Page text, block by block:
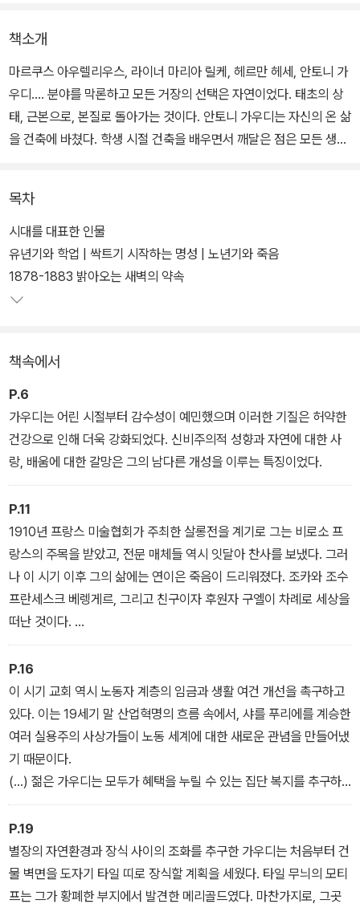
책소개
마르쿠스 아우렐리우스, 라이너 마리아 릴케, 헤르만 헤세, 안토니 가
우디…. 분야를 막론하고 모든 거장의 선택은 자연이었다. 태초의 상
태, 근본으로, 본질로 돌아가는 것이다. 안토니 가우디는 자신의 온 삶
을 건축에 바쳤다. 학생 시절 건축을 배우면서 깨달은 점은 모든 생명
그는 전통적인 도면 중심의 설계 대신 자연의 구조를 분석하고 실험
하여 자신의 작품에 적용했다. 카사 비센스를 지을 때는 부지에서 발
견한 메리골드를 타일에 새겼고, 주변에서 자라난 야자수 잎을 정문
철책에 활용했다. 엘 카프리초 건축 과정에서는 땅을 파내며 나온 돌
은 담장과 계단, 오솔길의 경계석으로 사용하기도 했다. 가우디의 이
은 회랑을 설계했다. 공원의 상징인 도롱뇽 분수는 연금술의 불사조
와 카탈루냐의 수호 상징인 용을 결합한 형상으로, 깨진 세라믹 조각
을 활용한 트렌카디스 기법을 통해 자연의 다채로운 색감을 완벽히
재현해냈다.
하중을 지탱하면서 숲속에 있는 듯한 신비로운 빛의 향연을 구현했
다. 포물선과 쌍곡선 등 자연계에 존재하는 기하학적 형태를 건축의
핵심 원리로 도입한 시도는 기존 건축의 문법을 완전히 파괴하는 혁
명이었다. 이처럼 그에게 사그라다 파밀리아는 신이 만든 위대한 창
조물인 자연을 지상에 새로이 기록하는 숭고한 찬가였다.
목차
시대를 대표한 인물
유년기와 학업 | 싹트기 시작하는 명성 | 노년기와 죽음
1878-1883 밝아오는 새벽의 약속
책속에서
P.6
가우디는 어린 시절부터 감수성이 예민했으며 이러한 기질은 허약한
건강으로 인해 더욱 강화되었다. 신비주의적 성향과 자연에 대한 사
랑, 배움에 대한 갈망은 그의 남다른 개성을 이루는 특징이었다.
P.11
1910년 프랑스 미술협회가 주최한 살롱전을 계기로 그는 비로소 프
랑스의 주목을 받았고, 전문 매체들 역시 잇달아 찬사를 보냈다. 그러
나 이 시기 이후 그의 삶에는 연이은 죽음이 드리워졌다. 조카와 조수
프란세스크 베렝게르, 그리고 친구이자 후원자 구엘이 차례로 세상을
떠난 것이다.
(…) 그의 말년은 신앙적 헌신에 가까운 종교적 실천이 한층 깊어진
시기였다. 그는 사그라다 파밀리아 완공을 위한 재정 문제를 해결하
고자 끊임없이 애썼으나 끝내 결실을 맺지 못했으며, 그 과정에서 환
멸감 또한 점차 커져갔다.
P.16
이 시기 교회 역시 노동자 계층의 임금과 생활 여건 개선을 촉구하고
있다. 이는 19세기 말 산업혁명의 흐름 속에서, 샤를 푸리에를 계승한
여러 실용주의 사상가들이 노동 세계에 대한 새로운 관념을 만들어냈
기 때문이다.
(…) 젊은 가우디는 모두가 혜택을 누릴 수 있는 집단 복지를 추구하
는 이러한 흐름 속에 있었다. 이 구조 안에서 노동자들은 생활 조건의
개선이라는 혜택을 얻고, 고용주들은 쾌적한 주거와 충분한 영양을
갖춘 노동자들의 생산성이 더 높아지리라는 기대를 통해 이익을 얻는
다. _(마타로 노동자 협동조합)
P.19
별장의 자연환경과 장식 사이의 조화를 추구한 가우디는 처음부터 건
물 벽면을 도자기 타일 띠로 장식할 계획을 세웠다. 타일 무늬의 모티
프는 그가 황폐한 부지에서 발견한 메리골드였다. 마찬가지로, 그곳